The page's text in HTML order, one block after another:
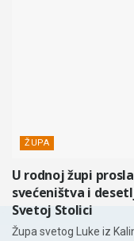
ŽUPA
U rodnoj župi
svećeništva i
Svetoj Stolici
Župa svetog Luke iz